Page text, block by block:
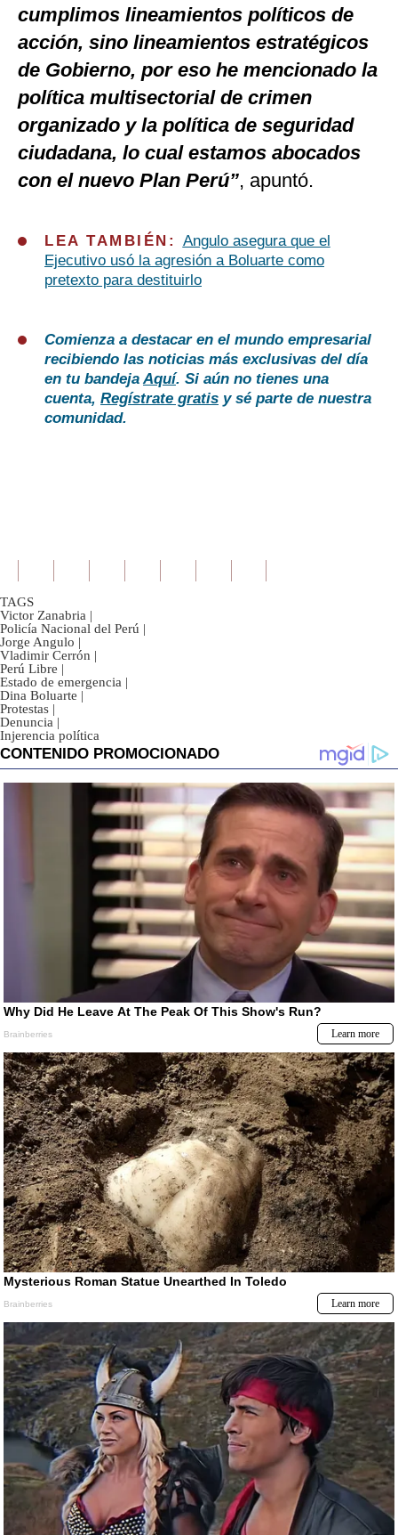
cumplimos lineamientos políticos de
acción, sino lineamientos estratégicos
de Gobierno, por eso he mencionado la
política multisectorial de crimen
organizado y la política de seguridad
ciudadana, lo cual estamos abocados
con el nuevo Plan Perú”, apuntó.
LEA TAMBIÉN: Angulo asegura que el
Ejecutivo usó la agresión a Boluarte como
pretexto para destituirlo
Comienza a destacar en el mundo empresarial
recibiendo las noticias más exclusivas del día
en tu bandejaAquí. Si aún no tienes una
cuenta, Regístrate gratis y sé parte de nuestra
comunidad.
TAGS
Victor Zanabria |
Policía Nacional del Perú |
Jorge Angulo |
Vladimir Cerrón |
Perú Libre |
Estado de emergencia |
Dina Boluarte |
Protestas |
Denuncia |
Injerencia política